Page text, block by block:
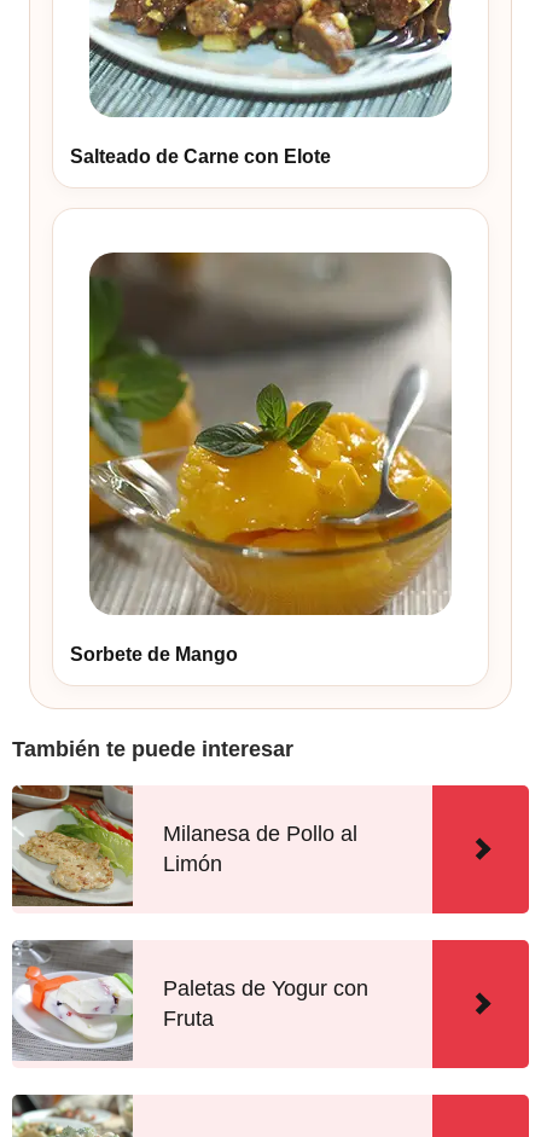
Salteado de Carne con Elote
Sorbete de Mango
También te puede interesar
Milanesa de Pollo al
Limón
Paletas de Yogur con
Fruta